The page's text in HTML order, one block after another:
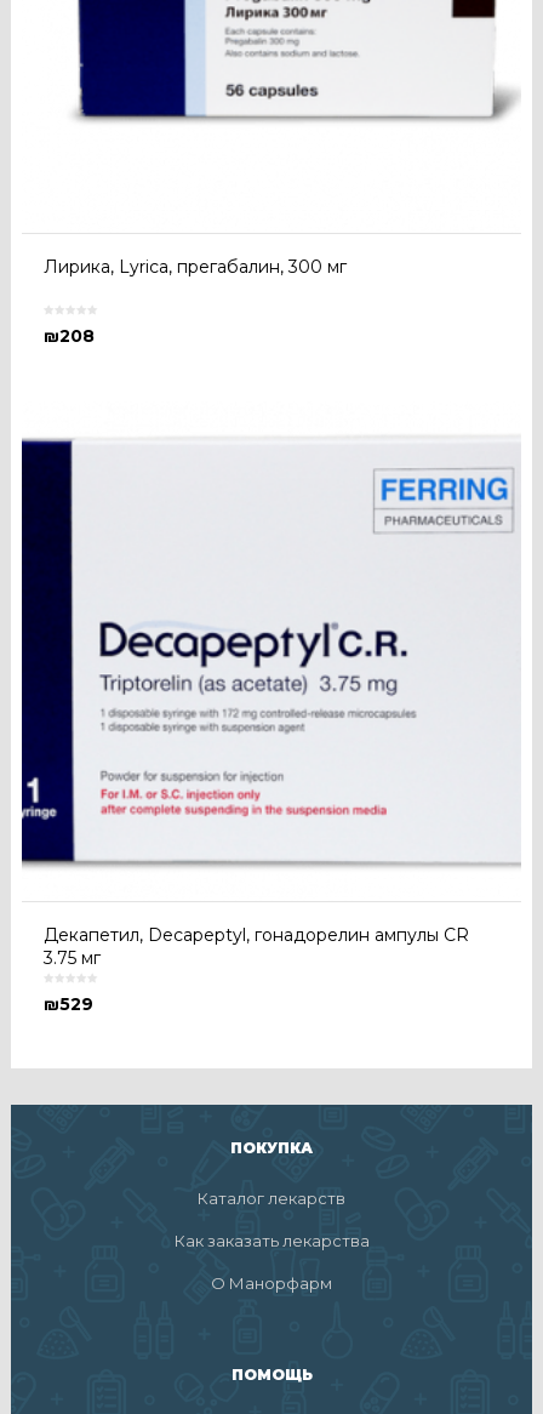
Лирика, Lyrica, прегабалин, 300 мг
₪208
Декапетил, Decapeptyl, гонадорелин ампулы CR
3.75 мг
₪529
ПОКУПКА
Каталог лекарств
Как заказать лекарства
О Манорфарм
ПОМОЩЬ